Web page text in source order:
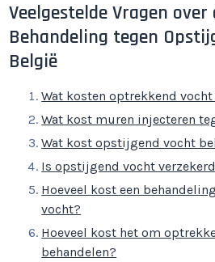
Veelgestelde Vragen
Behandeling tegen
België
Wat kosten optrekkend
Wat kost muren injecteren
Wat kost opstijgend vocht
Is opstijgend vocht
Hoeveel kost een
vocht?
Hoeveel kost het om
behandelen?